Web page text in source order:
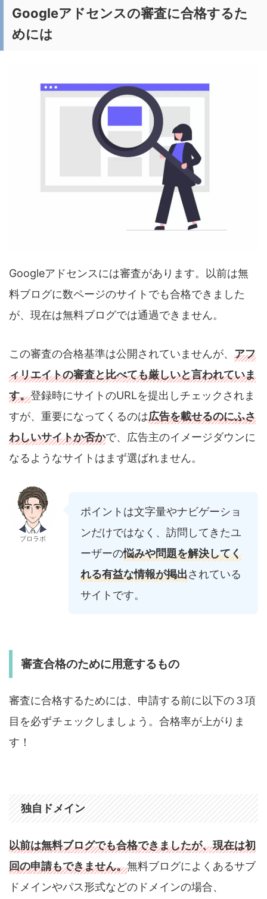
Googleアドセンスの審査に合格するた
めには
Googleアドセンスには審査があります。以前は無
料ブログに数ページのサイトでも合格できました
が、現在は無料ブログでは通過できません。
この審査の合格基準は公開されていませんが、 アフ
ィリエイトの審査と比べても厳しいと言われていま
す。登録時にサイトのURLを提出しチェックされま
すが、重要になってくるのは広告を載せるのにふさ
わしいサイトか否かで、広告主のイメージダウンに
なるようなサイトはまず選ばれません。
ブロラボ
ポイントは文字量やナビゲーショ
ンだけではなく、訪問してきたユ
ーザーの悩みや問題を解決してく
れる有益な情報が掲出されている
サイトです。
審査合格のために用意するもの
審査に合格するためには、申請する前に以下の３項
目を必ずチェックしましょう。合格率が上がりま
す！
独自ドメイン
以前は無料ブログでも合格できましたが、現在は初
回の申請もできません。無料ブログによくあるサブ
ドメインやパス形式などのドメインの場合、